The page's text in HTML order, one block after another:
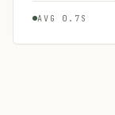
AVG 0.7S